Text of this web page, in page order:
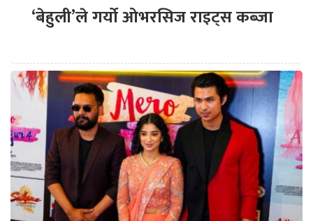
‘बेहुली’ले गर्यो ओभरसिज राइट्स कब्जा